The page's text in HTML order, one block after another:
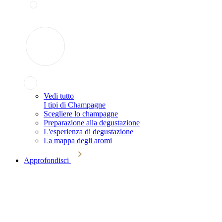
Vedi tutto
I tipi di Champagne
Scegliere lo champagne
Preparazione alla degustazione
L'esperienza di degustazione
La mappa degli aromi
Approfondisci